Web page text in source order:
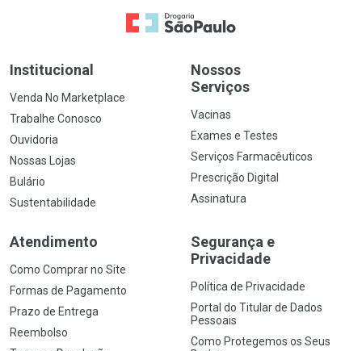
Ir para a Home
Institucional
Venda No Marketplace
Trabalhe Conosco
Ouvidoria
Nossas Lojas
Bulário
Sustentabilidade
Nossos
Serviços
Vacinas
Exames e Testes
Serviços Farmacêuticos
Prescrição Digital
Assinatura
Atendimento
Como Comprar no Site
Formas de Pagamento
Prazo de Entrega
Reembolso
Segurança e
Privacidade
Política de Privacidade
Portal do Titular de Dados
Pessoais
Como Protegemos os Seus